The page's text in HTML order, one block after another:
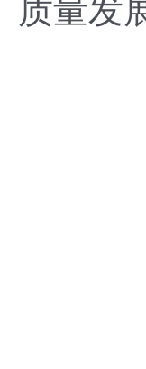
质量发